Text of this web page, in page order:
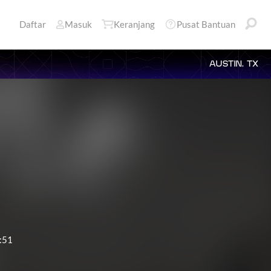
Daftar Masuk Keranjang Pusat Bantuan
AUSTIN, TX